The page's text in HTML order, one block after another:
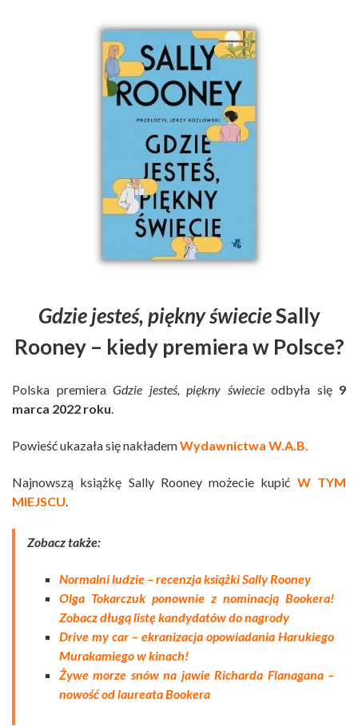
Gdzie jesteś, piękny świecieSally
Rooney – kiedy premiera w Polsce?
Polska premiera Gdzie jesteś, piękny świecie odbyła się9
marca 2022 roku
Powieść ukazała się nakłademWydawnictwa W.A.B.
Najnowszą książkę Sally Rooney możecie kupić W TYM
MIEJSCU
Zobacz także:
Normalni ludzie – recenzja książki Sally Rooney
Olga Tokarczuk ponownie z nominacją Bookera!
Zobacz długą listę kandydatów do nagrody
Drive my car – ekranizacja opowiadania Harukiego
Murakamiego w kinach!
Żywe morze snów na jawie Richarda Flanagana –
nowość od laureata Bookera